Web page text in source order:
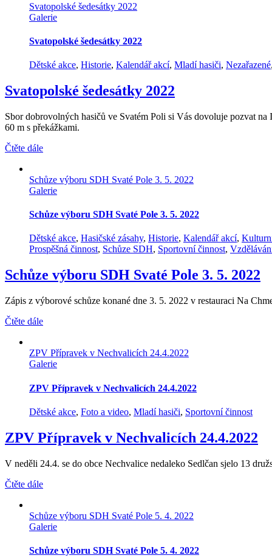
Svatopolské šedesátky 2022
Galerie
Svatopolské šedesátky 2022
Dětské akce, Historie, Kalendář akcí, Mladí hasiči, Nezařazené
Svatopolské šedesátky 2022
Sbor dobrovolných hasičů ve Svatém Poli si Vás dovoluje pozvat
60 m s překážkami.
Čtěte dále
Schůze výboru SDH Svaté Pole 3. 5. 2022
Galerie
Schůze výboru SDH Svaté Pole 3. 5. 2022
Dětské akce, Hasičské zásahy, Historie, Kalendář akcí,
Prospěšná činnost, Schůze SDH, Sportovní činnost,
Schůze výboru SDH Svaté Pole 3. 5. 2022
Zápis z výborové schůze konané dne 3. 5. 2022 v restauraci Na
Čtěte dále
ZPV Přípravek v Nechvalicích 24.4.2022
Galerie
ZPV Přípravek v Nechvalicích 24.4.2022
Dětské akce, Foto a video, Mladí hasiči, Sportovní činnost
ZPV Přípravek v Nechvalicích 24.4.2022
V neděli 24.4. se do obce Nechvalice nedaleko Sedlčan sjelo 13
Čtěte dále
Schůze výboru SDH Svaté Pole 5. 4. 2022
Galerie
Schůze výboru SDH Svaté Pole 5. 4. 2022